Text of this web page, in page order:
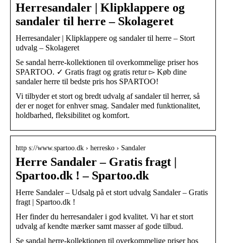
Herresandaler | Klipklappere og
sandaler til herre – Skolageret
Herresandaler | Klipklappere og sandaler til herre – Stort
udvalg – Skolageret
Se sandal herre-kollektionen til overkommelige priser hos
SPARTOO. ✓ Gratis fragt og gratis retur ▻ Køb dine
sandaler herre til bedste pris hos SPARTOO!
Vi tilbyder et stort og bredt udvalg af sandaler til herrer, så
der er noget for enhver smag. Sandaler med funktionalitet,
holdbarhed, fleksibilitet og komfort.
http s://www.spartoo.dk › herresko › Sandaler
Herre Sandaler – Gratis fragt |
Spartoo.dk ! – Spartoo.dk
Herre Sandaler – Udsalg på et stort udvalg Sandaler – Gratis
fragt | Spartoo.dk !
Her finder du herresandaler i god kvalitet. Vi har et stort
udvalg af kendte mærker samt masser af gode tilbud.
Se sandal herre-kollektionen til overkommelige priser hos